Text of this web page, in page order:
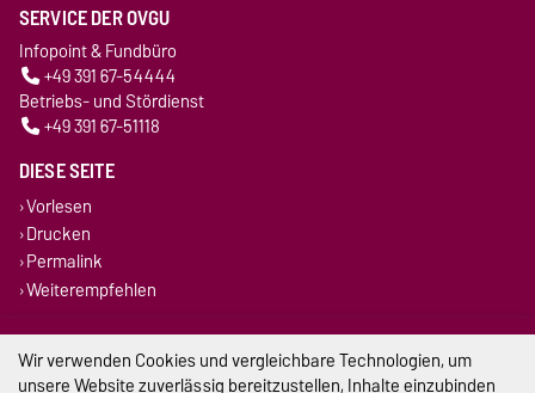
SERVICE DER OVGU
Infopoint & Fundbüro
+49 391 67-54444
Betriebs- und Stördienst
+49 391 67-51118
DIESE SEITE
Vorlesen
Drucken
Permalink
Weiterempfehlen
Impressum
Wir verwenden Cookies und vergleichbare Technologien, um
unsere Website zuverlässig bereitzustellen, Inhalte einzubinden